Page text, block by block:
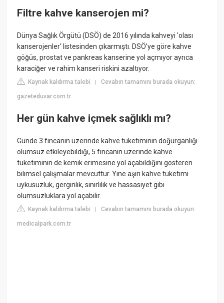
Filtre kahve kanserojen mi?
Dünya Sağlık Örgütü (DSÖ) de 2016 yılında kahveyi 'olası
kanserojenler' listesinden çıkarmıştı. DSÖ'ye göre kahve
göğüs, prostat ve pankreas kanserine yol açmıyor ayrıca
karaciğer ve rahim kanseri riskini azaltıyor.
Kaynak kaldırma talebi |Cevabın tamamını burada okuyun:
gazeteduvar.com.tr
Her gün kahve içmek sağlıklı mı?
Günde 3 fincanın üzerinde kahve tüketiminin doğurganlığı
olumsuz etkileyebildiği, 5 fincanın üzerinde kahve
tüketiminin de kemik erimesine yol açabildiğini gösteren
bilimsel çalışmalar mevcuttur. Yine aşırı kahve tüketimi
uykusuzluk, gerginlik, sinirlilik ve hassasiyet gibi
olumsuzluklara yol açabilir.
Kaynak kaldırma talebi |Cevabın tamamını burada okuyun:
medicalpark.com.tr